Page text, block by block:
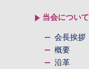
当会について
会長挨拶
概要
沿革